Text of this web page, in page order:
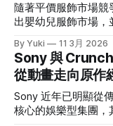
隨著平價服飾市場競
出嬰幼兒服飾市場
令其備感壓力的強勁對手——
氣平價服飾店」的品牌
まむら這個名字，可
「思夢樂」，那大家
司就是しまむら集團
5 年新高，一年約
By Yuki 11 3月 2026
Sony 與
從動畫走向原作
Sony 近年已明顯從
核心的娛樂型集團，